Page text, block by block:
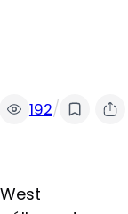
192/